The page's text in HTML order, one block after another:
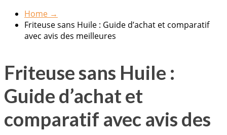
Home →
Friteuse sans Huile : Guide d’achat et comparatif
avec avis des meilleures
Friteuse sans Huile :
Guide d’achat et
comparatif avec avis des